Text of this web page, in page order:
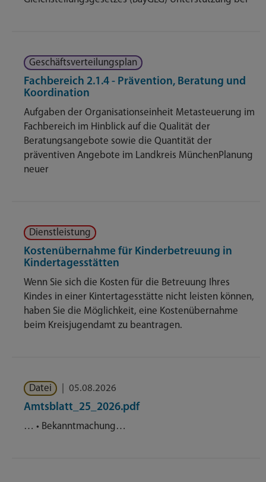
Geschäftsverteilungsplan
Fachbereich 2.1.4 - Prävention, Beratung und
Koordination
Aufgaben der Organisationseinheit Metasteuerung im
Fachbereich im Hinblick auf die Qualität der
Beratungsangebote sowie die Quantität der
präventiven Angebote im Landkreis MünchenPlanung
neuer
Dienstleistung
Kostenübernahme für Kinderbetreuung in
Kindertagesstätten
Wenn Sie sich die Kosten für die Betreuung Ihres
Kindes in einer Kintertagesstätte nicht leisten können,
haben Sie die Möglichkeit, eine Kostenübernahme
beim Kreisjugendamt zu beantragen.
Datei 05.08.2026
Amtsblatt_25_2026.pdf
… • Bekanntmachung…